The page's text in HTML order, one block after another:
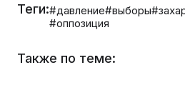
Теги:#давление#выборы
#оппозиция
Также по теме: